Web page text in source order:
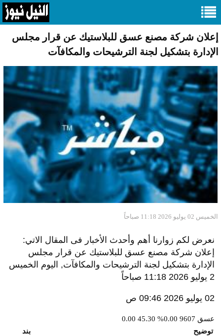
إعلان شركة مصنع عسق للبلاستيك عن قرار مجلس
الإدارة بتشكيل لجنة الترشيحات والمكافآت
الخميس 02 يوليو 2026 11:18 صباحاً
نعرض لكم زوارنا أهم وأحدث الأخبار فى المقال الاتي:
إعلان شركة مصنع عسق للبلاستيك عن قرار مجلس
الإدارة بتشكيل لجنة الترشيحات والمكافآت, اليوم الخميس
2 يوليو 2026 11:18 صباحاً
02 يوليو 2026 09:46 ص
عسق 9607
0.00%
45.30
0.00
بند
توضيح